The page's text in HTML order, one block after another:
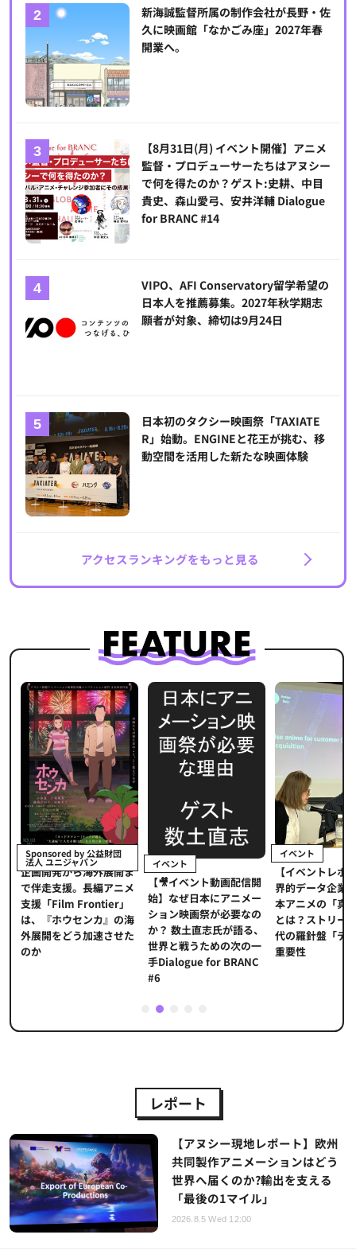
新海誠監督所属の制作会社が長野・佐
久に映画館「なかごみ座」2027年春
開業へ。
【8月31日(月) イベント開催】アニメ
監督・プロデューサーたちはアヌシー
で何を得たのか？ゲスト:史耕、中目
貴史、森山愛弓、安井洋輔 Dialogue
for BRANC #14
VIPO、AFI Conservatory留学希望の
日本人を推薦募集。2027年秋学期志
願者が対象、締切は9月24日
日本初のタクシー映画祭「TAXIATE
R」始動。ENGINEと花王が挑む、移
動空間を活用した新たな映画体験
アクセスランキングをもっと見る
Sponsored by 公益財団
法人 ユニジャパン
企画開発から海外展開ま
で伴走支援。長編アニメ
支援「Film Frontier」
は、『ホウセンカ』の海
外展開をどう加速させた
のか
イベント
【🎥イベント動画配信開
始】なぜ日本にアニメー
ション映画祭が必要なの
か？ 数土直志氏が語る、
世界と戦うための次の一
手Dialogue for BRANC
#6
イベント
【イベントレポ
界的データ企業
本アニメの「真
とは？ストリー
代の羅針盤「デ
重要性
2
レポート
【アヌシー現地レポート】欧州
共同製作アニメーションはどう
世界へ届くのか?輸出を支える
「最後の1マイル」
2026.8.5 Wed 12:00